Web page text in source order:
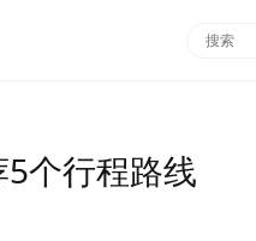
个行程路线